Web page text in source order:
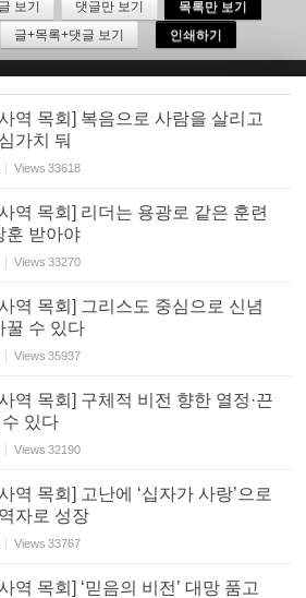
보기 댓글만 보기
목록만 보기
글+목록+댓글 보기 인쇄하기
역 목회] 복음으로 사람을 살리고
가치 둬
Views 33618
역 목회] 리더는 용광로 같은 훈련
훈 받아야
Views 33270
역 목회] 그리스도 중심으로 신념
꿀 수 있다
Views 35937
역 목회] 구체적 비전 향한 열정·끈
있다
Views 32190
역 목회] 고난에 ‘십자가 사랑’으로
자로 성장
Views 33767
역 목회] ‘믿음의 비전’ 대망 품고
스케치북5
스케치북5